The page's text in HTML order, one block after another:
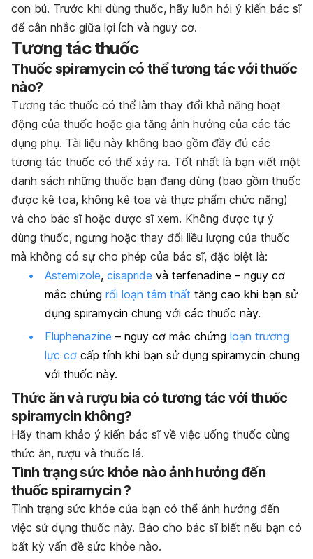
con bú. Trước khi dùng thuốc, hãy luôn hỏi ý kiến bác sĩ
để cân nhắc giữa lợi ích và nguy cơ.
Tương tác thuốc
Thuốc spiramycin có thể tương tác với thuốc
nào?
Tương tác thuốc có thể làm thay đổi khả năng hoạt
động của thuốc hoặc gia tăng ảnh hưởng của các tác
dụng phụ. Tài liệu này không bao gồm đầy đủ các
tương tác thuốc có thể xảy ra. Tốt nhất là bạn viết một
danh sách những thuốc bạn đang dùng (bao gồm thuốc
được kê toa, không kê toa và thực phẩm chức năng)
và cho bác sĩ hoặc dược sĩ xem. Không được tự ý
dùng thuốc, ngưng hoặc thay đổi liều lượng của thuốc
mà không có sự cho phép của bác sĩ, đặc biệt là:
Astemizole, cisapride và terfenadine – nguy cơ
mắc chứng rối loạn tâm thất tăng cao khi bạn sử
dụng spiramycin chung với các thuốc này.
Fluphenazine – nguy cơ mắc chứng loạn trương
lực cơ cấp tính khi bạn sử dụng spiramycin chung
với thuốc này.
Thức ăn và rượu bia có tương tác với thuốc
spiramycin không?
Hãy tham khảo ý kiến bác sĩ về việc uống thuốc cùng
thức ăn, rượu và thuốc lá.
Tình trạng sức khỏe nào ảnh hưởng đến
thuốc spiramycin ?
Tình trạng sức khỏe của bạn có thể ảnh hưởng đến
việc sử dụng thuốc này. Báo cho bác sĩ biết nếu bạn có
bất kỳ vấn đề sức khỏe nào.